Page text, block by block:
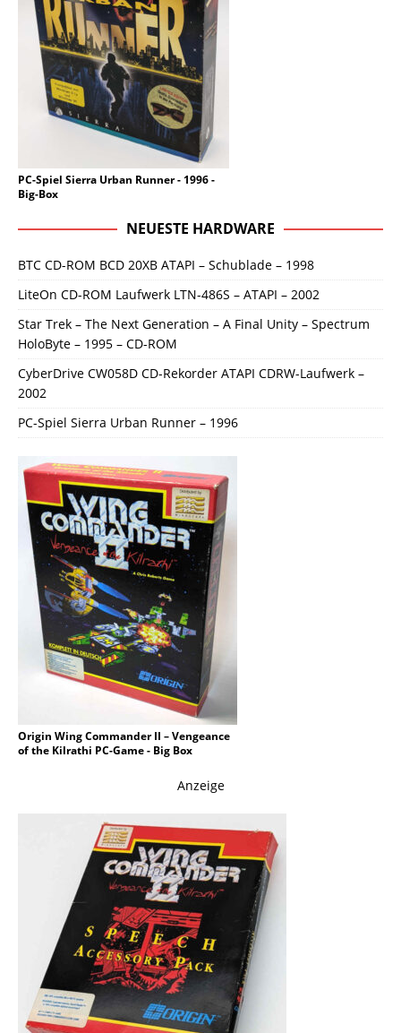
PC-Spiel Sierra Urban Runner - 1996 -
Big-Box
NEUESTE HARDWARE
BTC CD-ROM BCD 20XB ATAPI – Schublade – 1998
LiteOn CD-ROM Laufwerk LTN-486S – ATAPI – 2002
Star Trek – The Next Generation – A Final Unity – Spectrum
HoloByte – 1995 – CD-ROM
CyberDrive CW058D CD-Rekorder ATAPI CDRW-Laufwerk –
2002
PC-Spiel Sierra Urban Runner – 1996
Origin Wing Commander II – Vengeance
of the Kilrathi PC-Game - Big Box
Anzeige